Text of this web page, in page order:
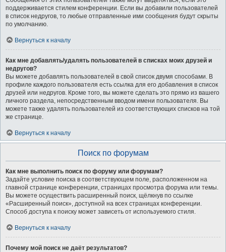
поддерживается стилем конференции. Если вы добавили пользователей
в список недругов, то любые отправленные ими сообщения будут скрыты
по умолчанию.
Вернуться к началу
Как мне добавлять/удалять пользователей в списках моих друзей и
недругов?
Вы можете добавлять пользователей в свой список двумя способами. В
профиле каждого пользователя есть ссылка для его добавления в список
друзей или недругов. Кроме того, вы можете сделать это прямо из вашего
личного раздела, непосредственным вводом имени пользователя. Вы
можете также удалять пользователей из соответствующих списков на той
же странице.
Вернуться к началу
Поиск по форумам
Как мне выполнить поиск по форуму или форумам?
Задайте условие поиска в соответствующем поле, расположенном на
главной странице конференции, страницах просмотра форума или темы.
Вы можете осуществить расширенный поиск, щёлкнув по ссылке
«Расширенный поиск», доступной на всех страницах конференции.
Способ доступа к поиску может зависеть от используемого стиля.
Вернуться к началу
Почему мой поиск не даёт результатов?